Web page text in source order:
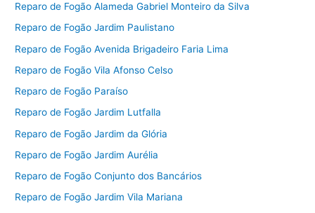
Reparo de Fogão Alameda Gabriel Monteiro da Silva
Reparo de Fogão Jardim Paulistano
Reparo de Fogão Avenida Brigadeiro Faria Lima
Reparo de Fogão Vila Afonso Celso
Reparo de Fogão Paraíso
Reparo de Fogão Jardim Lutfalla
Reparo de Fogão Jardim da Glória
Reparo de Fogão Jardim Aurélia
Reparo de Fogão Conjunto dos Bancários
Reparo de Fogão Jardim Vila Mariana